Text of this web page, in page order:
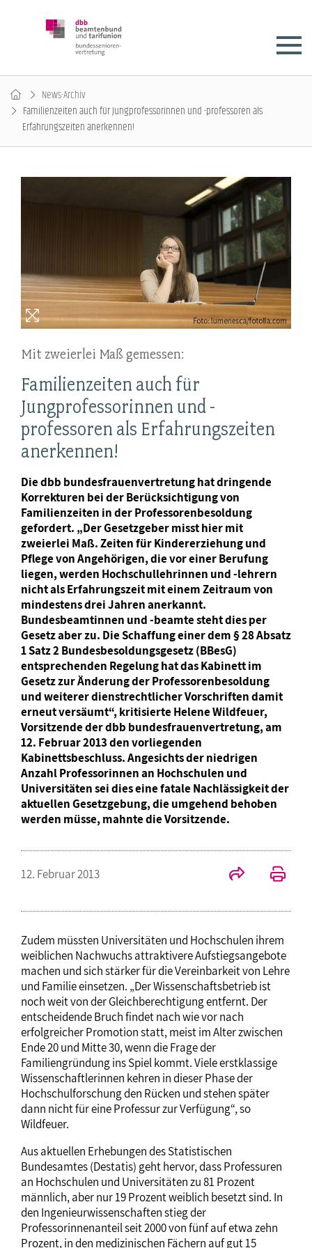
News-Archiv
Familienzeiten auch für Jungprofessorinnen und -professoren als
Erfahrungszeiten anerkennen!
Mit zweierlei Maß gemessen:
Familienzeiten auch für
Jungprofessorinnen und -
professoren als Erfahrungszeiten
anerkennen!
Die dbb bundesfrauenvertretung hat dringende
Korrekturen bei der Berücksichtigung von
Familienzeiten in der Professorenbesoldung
gefordert. „Der Gesetzgeber misst hier mit
zweierlei Maß. Zeiten für Kindererziehung und
Pflege von Angehörigen, die vor einer Berufung
liegen, werden Hochschullehrinnen und -lehrern
nicht als Erfahrungszeit mit einem Zeitraum von
mindestens drei Jahren anerkannt.
Bundesbeamtinnen und -beamte steht dies per
Gesetz aber zu. Die Schaffung einer dem § 28 Absatz
1 Satz 2 Bundesbesoldungsgesetz (BBesG)
entsprechenden Regelung hat das Kabinett im
Gesetz zur Änderung der Professorenbesoldung
und weiterer dienstrechtlicher Vorschriften damit
erneut versäumt“, kritisierte Helene Wildfeuer,
Vorsitzende der dbb bundesfrauenvertretung, am
12. Februar 2013 den vorliegenden
Kabinettsbeschluss. Angesichts der niedrigen
Anzahl Professorinnen an Hochschulen und
Universitäten sei dies eine fatale Nachlässigkeit der
aktuellen Gesetzgebung, die umgehend behoben
werden müsse, mahnte die Vorsitzende.
12. Februar 2013
Zudem müssten Universitäten und Hochschulen ihrem
weiblichen Nachwuchs attraktivere Aufstiegsangebote
machen und sich stärker für die Vereinbarkeit von Lehre
und Familie einsetzen. „Der Wissenschaftsbetrieb ist
noch weit von der Gleichberechtigung entfernt. Der
entscheidende Bruch findet nach wie vor nach
erfolgreicher Promotion statt, meist im Alter zwischen
Ende 20 und Mitte 30, wenn die Frage der
Familiengründung ins Spiel kommt. Viele erstklassige
Wissenschaftlerinnen kehren in dieser Phase der
Hochschulforschung den Rücken und stehen später
dann nicht für eine Professur zur Verfügung“, so
Wildfeuer.
Aus aktuellen Erhebungen des Statistischen
Bundesamtes (Destatis) geht hervor, dass Professuren
an Hochschulen und Universitäten zu 81 Prozent
männlich, aber nur 19 Prozent weiblich besetzt sind. In
den Ingenieurwissenschaften stieg der
Professorinnenanteil seit 2000 von fünf auf etwa zehn
Prozent, in den medizinischen Fächern auf gut 15